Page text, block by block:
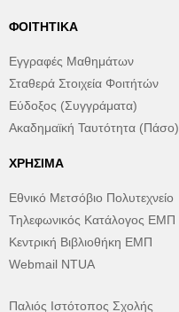
ΦΟΙΤΗΤΙΚΆ
Εγγραφές Μαθημάτων
Σταθερά Στοιχεία Φοιτήτών
Εύδοξος (Συγγράματα)
Ακαδημαϊκή Ταυτότητα (Πάσο)
ΧΡΉΣΙΜΑ
Εθνικό Μετσόβιο Πολυτεχνείο
Τηλεφωνικός Κατάλογος ΕΜΠ
Κεντρική Βιβλιοθήκη ΕΜΠ
Webmail NTUA
Παλιός Ιστότοπος Σχολής